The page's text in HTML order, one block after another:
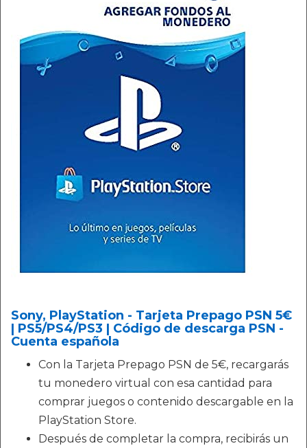
Sony, PlayStation - Tarjeta Prepago PSN 5€
| PS5/PS4/PS3 | Código de descarga PSN -
Cuenta española
Con la Tarjeta Prepago PSN de 5€, recargarás
tu monedero virtual con esa cantidad para
comprar juegos o contenido descargable en la
PlayStation Store.
Después de completar la compra, recibirás un